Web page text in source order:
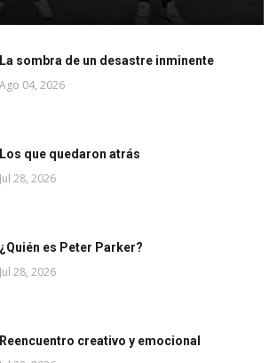
La sombra de un desastre inminente
Ago 04, 2026
Los que quedaron atrás
Jul 28, 2026
¿Quién es Peter Parker?
Jul 28, 2026
Reencuentro creativo y emocional